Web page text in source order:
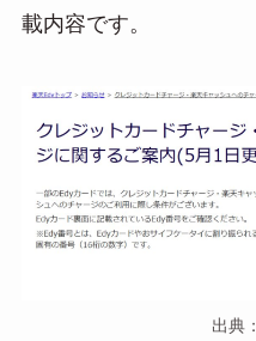
載内容です。
出典：